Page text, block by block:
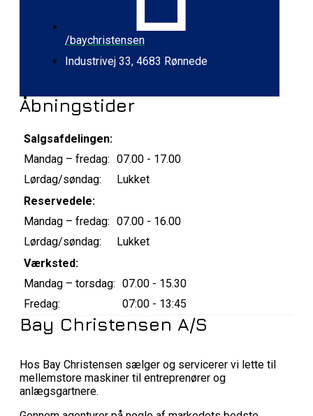
/baychristensen
Industrivej 33, 4683 Rønnede
Åbningstider
Salgsafdelingen:
Mandag – fredag: 07.00 - 17.00
Lørdag/søndag:
Lukket
Reservedele:
Mandag – fredag: 07.00 - 16.00
Lørdag/søndag:
Lukket
Værksted:
Mandag – torsdag: 07.00 - 15.30
Fredag:
07:00 - 13:45
Bay Christensen A/S
Hos Bay Christensen sælger og servicerer vi lette til
mellemstore maskiner til entreprenører og
anlægsgartnere.